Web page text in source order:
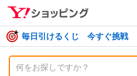
毎日引けるくじ 今すぐ挑戦